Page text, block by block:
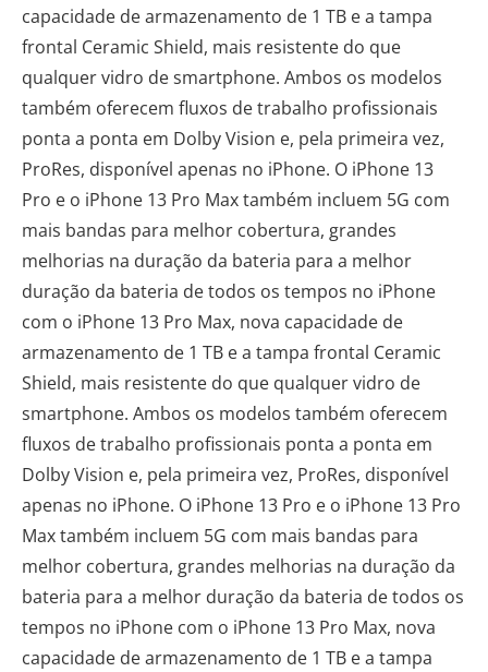
capacidade de armazenamento de 1 TB e a tampa
frontal Ceramic Shield, mais resistente do que
qualquer vidro de smartphone. Ambos os modelos
também oferecem fluxos de trabalho profissionais
ponta a ponta em Dolby Vision e, pela primeira vez,
ProRes, disponível apenas no iPhone. O iPhone 13
Pro e o iPhone 13 Pro Max também incluem 5G com
mais bandas para melhor cobertura, grandes
melhorias na duração da bateria para a melhor
duração da bateria de todos os tempos no iPhone
com o iPhone 13 Pro Max, nova capacidade de
armazenamento de 1 TB e a tampa frontal Ceramic
Shield, mais resistente do que qualquer vidro de
smartphone. Ambos os modelos também oferecem
fluxos de trabalho profissionais ponta a ponta em
Dolby Vision e, pela primeira vez, ProRes, disponível
apenas no iPhone. O iPhone 13 Pro e o iPhone 13 Pro
Max também incluem 5G com mais bandas para
melhor cobertura, grandes melhorias na duração da
bateria para a melhor duração da bateria de todos os
tempos no iPhone com o iPhone 13 Pro Max, nova
capacidade de armazenamento de 1 TB e a tampa